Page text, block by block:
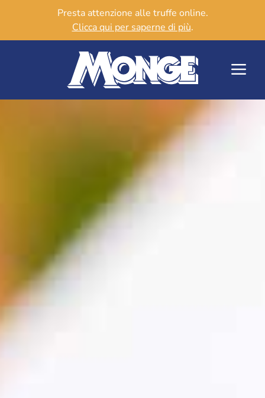
Presta attenzione alle truffe online.
Clicca qui per saperne di più.